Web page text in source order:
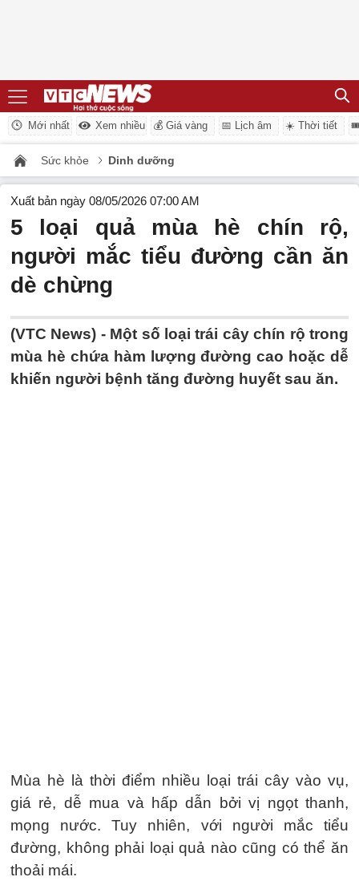
Mới nhất Xem nhiều 💰 Giá vàng 📅 Lịch âm ☀️ Thời tiết
Sức khỏe Dinh dưỡng
Xuất bản ngày 08/05/2026 07:00 AM
5 loại quả mùa hè chín rộ,
người mắc tiểu đường cần ăn
dè chừng
(VTC News) - Một số loại trái cây chín rộ trong
mùa hè chứa hàm lượng đường cao hoặc dễ
khiến người bệnh tăng đường huyết sau ăn.
Mùa hè là thời điểm nhiều loại trái cây vào vụ,
giá rẻ, dễ mua và hấp dẫn bởi vị ngọt thanh,
mọng nước. Tuy nhiên, với người mắc tiểu
đường, không phải loại quả nào cũng có thể ăn
thoải mái.